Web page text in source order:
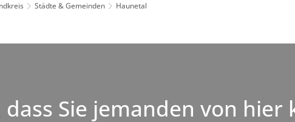
Städte & Gemeinden Haunetal
Sie jemanden von hier